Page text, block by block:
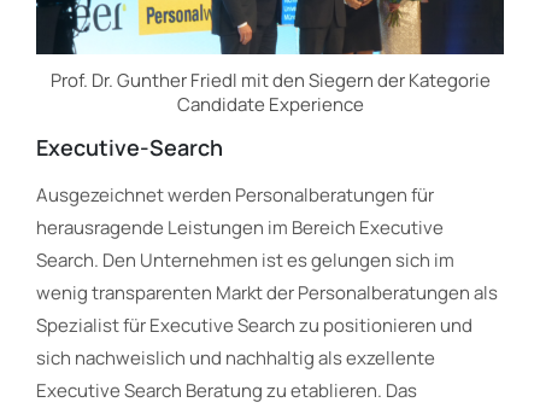
Prof. Dr. Gunther Friedl mit den Siegern der Kategorie
Candidate Experience
Executive-Search
Ausgezeichnet werden Personalberatungen für
herausragende Leistungen im Bereich Executive
Search. Den Unternehmen ist es gelungen sich im
wenig transparenten Markt der Personalberatungen als
Spezialist für Executive Search zu positionieren und
sich nachweislich und nachhaltig als exzellente
Executive Search Beratung zu etablieren. Das